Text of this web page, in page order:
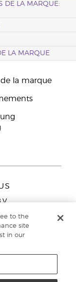
DE LA MARQUE:
LA MARQUE
de la marque
to the
site
in our